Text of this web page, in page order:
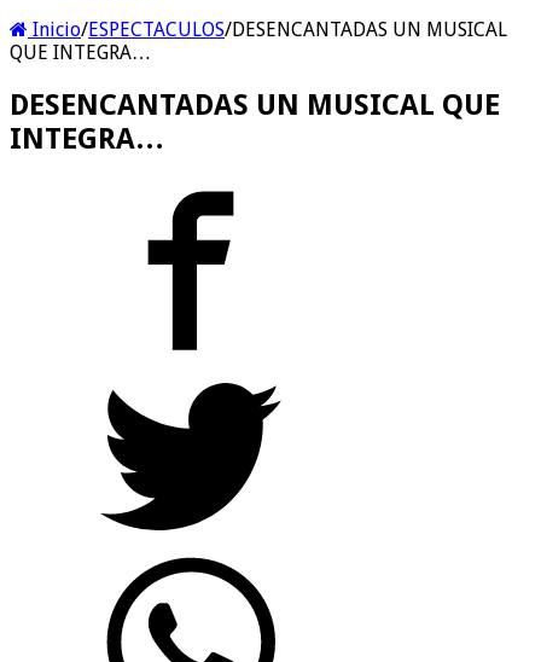
Inicio/ESPECTACULOS/DESENCANTADAS UN MUSICAL
QUE INTEGRA…
DESENCANTADAS UN MUSICAL QUE
INTEGRA…